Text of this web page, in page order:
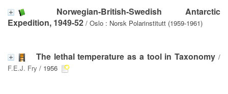
Norwegian-British-Swedish Antarctic
Expedition, 1949-52 / Oslo : Norsk Polarinstitutt (1959-1961)
The lethal temperature as a tool in Taxonomy /
F.E.J. Fry / 1956